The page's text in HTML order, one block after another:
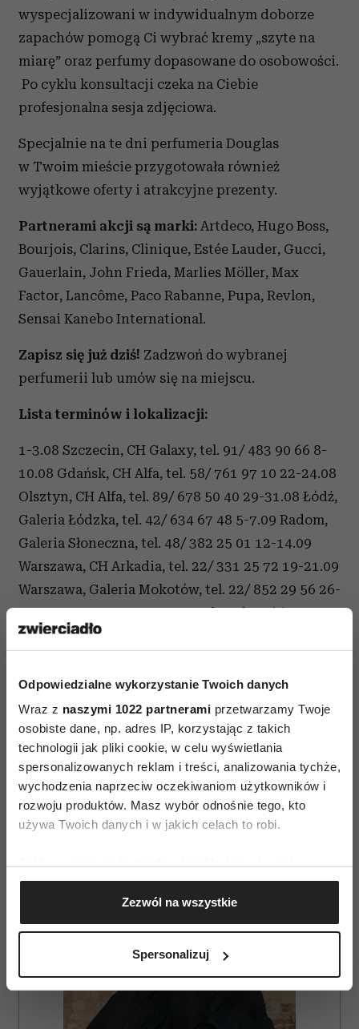
Odpowiedzialne wykorzystanie Twoich danych
Wraz z naszymi 1022 partnerami przetwarzamy Twoje
osobiste dane, np. adres IP, korzystając z takich
technologii jak pliki cookie, w celu wyświetlania
spersonalizowanych reklam i treści, analizowania tychże,
wychodzenia naprzeciw oczekiwaniom użytkowników i
rozwoju produktów. Masz wybór odnośnie tego, kto
używa Twoich danych i w jakich celach to robi.
Gromadzić dane dotyczące Twojej lokalizacji
geograficznej z dokładnością nawet do kilku metrów
Identyfikować Twoje urządzenie, aktywnie
(fingerprinting, czyli wirtualny odcisk palca)
dane są przetwarzane oraz ustaw własne preferencje w
sekcji szczegółów
. W Deklaracji plików cookie możesz
Zezwól na wszystkie
Spersonalizuj
wyspecjalizowani w indywidualnym doborze
zapachów pomogą Ci wybrać kremy „szyte na
miarę” oraz perfumy dopasowane do osobowości.
Po cyklu konsultacji czeka na Ciebie
profesjonalna sesja zdjęciowa.
Specjalnie na te dni perfumeria Douglas
w Twoim mieście przygotowała również
wyjątkowe oferty i atrakcyjne prezenty.
Partnerami akcji są marki: Artdeco, Hugo Boss,
Bourjois, Clarins, Clinique, Estée Lauder, Gucci,
Gauerlain, John Frieda, Marlies Möller, Max
Factor, Lancôme, Paco Rabanne, Pupa, Revlon,
Sensai Kanebo International.
Zapisz się już dziś! Zadzwoń do wybranej
perfumerii lub umów się na miejscu.
Lista terminów i lokalizacji:
1-3.08 Szczecin, CH Galaxy, tel. 91/ 483 90 66 8-
10.08 Gdańsk, CH Alfa, tel. 58/ 761 97 10 22-24.08
Olsztyn, CH Alfa, tel. 89/ 678 50 40 29-31.08 Łódź,
Galeria Łódzka, tel. 42/ 634 67 48 5-7.09 Radom,
Galeria Słoneczna, tel. 48/ 382 25 01 12-14.09
Warszawa, CH Arkadia, tel. 22/ 331 25 72 19-21.09
Warszawa, Galeria Mokotów, tel. 22/ 852 29 56 26-
28.09 Warszawa, CH Promenada, tel. 22/ 611 34 57
3-5.10 Białystok, CH Alfa, tel. 85/ 741 24 90 10-